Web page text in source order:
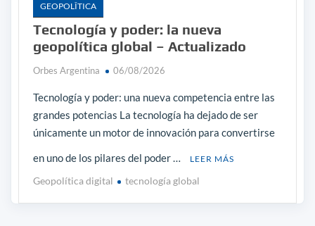
GEOPOLÎTICA
Tecnología y poder: la nueva
geopolítica global – Actualizado
Orbes Argentina 06/08/2026
Tecnología y poder: una nueva competencia entre las
grandes potencias La tecnología ha dejado de ser
únicamente un motor de innovación para convertirse
en uno de los pilares del poder …
LEER MÁS
Geopolítica digital tecnología global